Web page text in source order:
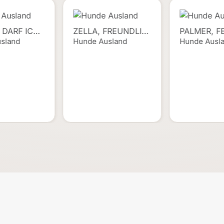
DARF IC… ZELLA, FREUNDLI…
Hunde Ausland
PALMER,
Hunde